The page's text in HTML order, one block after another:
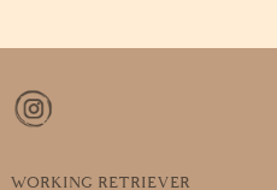
WORKING RETRIEVER